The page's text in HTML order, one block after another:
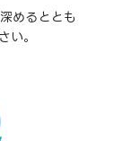
めるととも
い。